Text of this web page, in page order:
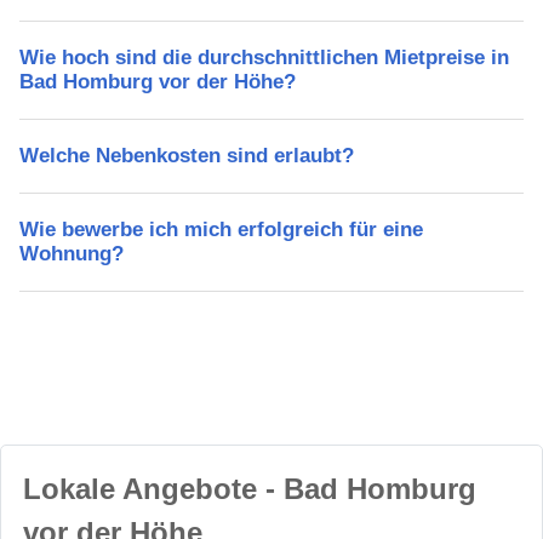
Wie hoch sind die durchschnittlichen Mietpreise in
Bad Homburg vor der Höhe?
Welche Nebenkosten sind erlaubt?
Wie bewerbe ich mich erfolgreich für eine
Wohnung?
Lokale Angebote - Bad Homburg